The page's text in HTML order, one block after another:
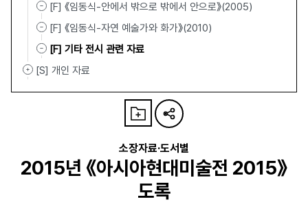
[F] 《임동식-안에서 밖으로 밖에서 안으로》(2005)
[F] 《임동식-자연 예술가와 화가》(2010)
[F] 기타 전시 관련 자료
[S] 개인 자료
소장자료·도서별
2015년 《아시아현대미술전 2015》
도록